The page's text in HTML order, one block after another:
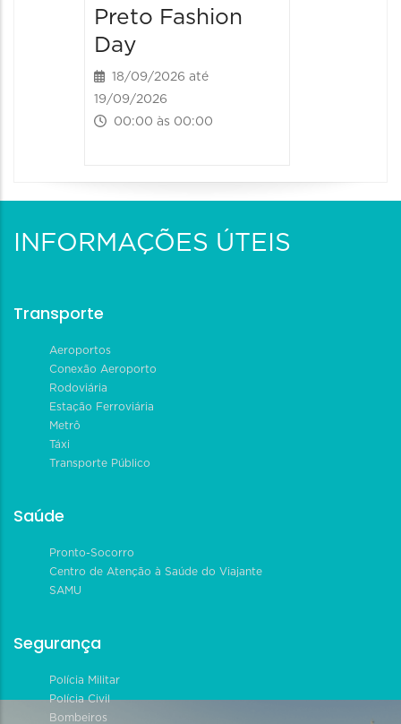
Preto Fashion
Day
18/09/2026 até
19/09/2026
00:00 às 00:00
INFORMAÇÕES ÚTEIS
Transporte
Aeroportos
Conexão Aeroporto
Rodoviária
Estação Ferroviária
Metrô
Táxi
Transporte Público
Saúde
Pronto-Socorro
Centro de Atenção à Saúde do Viajante
SAMU
Segurança
Polícia Militar
Polícia Civil
Bombeiros